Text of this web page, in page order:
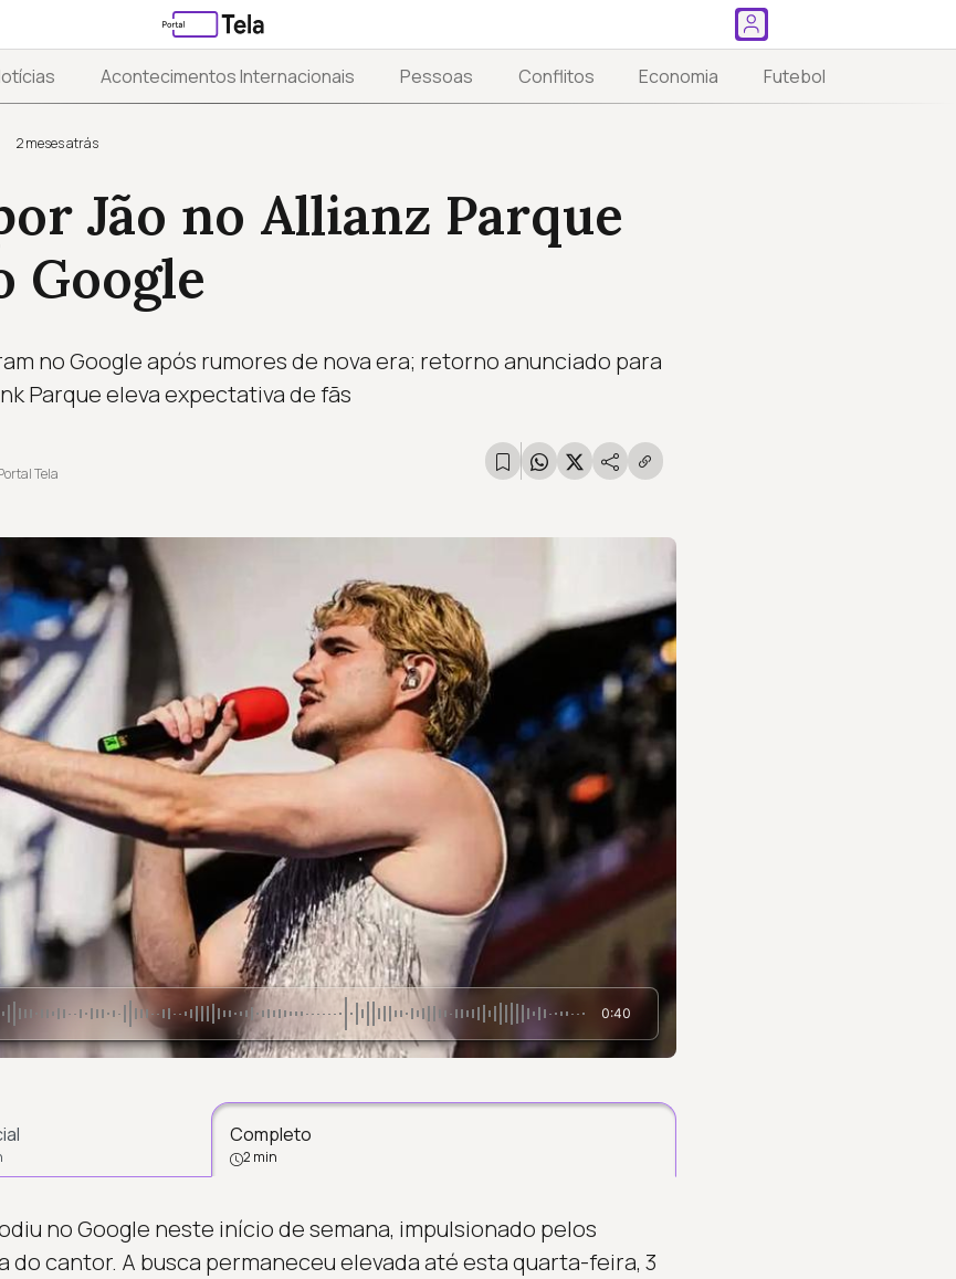
Acontecimentos Internacionais Pessoas Conflitos Economia Futebol
2 meses atrás
Jão no Allianz Parque
Google
no Google após rumores de nova era; retorno anunciado para
Parque eleva expectativa de fãs
Tela
0:40
Completo
2 min
no Google neste início de semana, impulsionado pelos
do cantor. A busca permaneceu elevada até esta quarta-feira, 3